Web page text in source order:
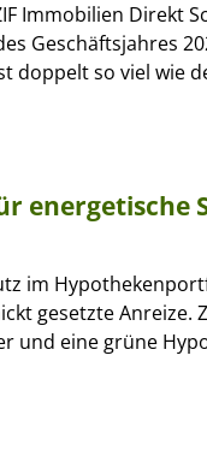
Immobilien Direkt
Geschäftsjahres
doppelt so viel wie
energetische
im
gesetzte Anreize.
und eine grüne